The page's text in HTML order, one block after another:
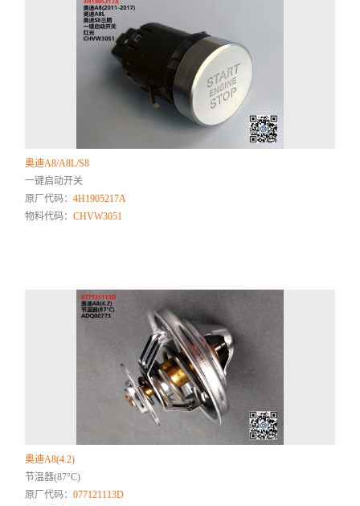
奥迪A8/A8L/S8
一键启动开关
原厂代码：4H1905217A
物料代码：CHVW3051
奥迪A8(4.2)
节温器(87°C)
原厂代码：077121113D